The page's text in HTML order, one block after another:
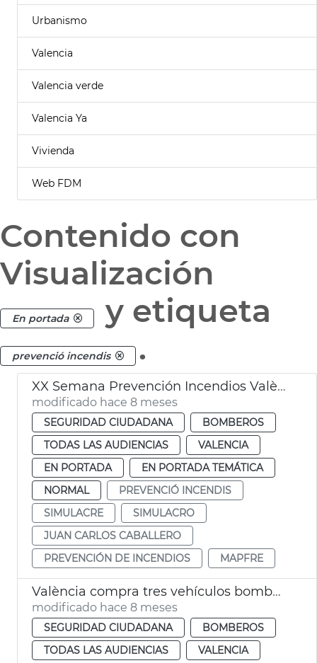
Urbanismo
Valencia
Valencia verde
Valencia Ya
Vivienda
Web FDM
Contenido con
Visualización
En portada y etiqueta
prevenció incendis .
XX Semana Prevención Incendios València
modificado hace 8 meses
SEGURIDAD CIUDADANA
BOMBEROS
TODAS LAS AUDIENCIAS
VALENCIA
EN PORTADA
EN PORTADA TEMÁTICA
NORMAL
PREVENCIÓ INCENDIS
SIMULACRE
SIMULACRO
JUAN CARLOS CABALLERO
PREVENCIÓN DE INCENDIOS
MAPFRE
València compra tres vehículos bomberos
modificado hace 8 meses
SEGURIDAD CIUDADANA
BOMBEROS
TODAS LAS AUDIENCIAS
VALENCIA